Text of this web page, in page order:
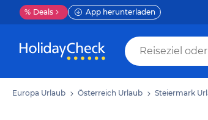
% Deals App herunterladen
Europa Urlaub Österreich Urlaub Steiermark